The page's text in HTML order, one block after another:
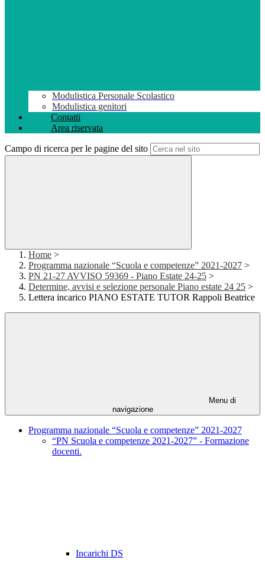
Modulistica Personale Scolastico
Modulistica genitori
Contatti
Area riservata
Campo di ricerca per le pagine del sito
Home >
Programma nazionale “Scuola e competenze” 2021-2027 >
PN 21-27 AVVISO 59369 - Piano Estate 24-25 >
Determine, avvisi e selezione personale Piano estate 24 25 >
Lettera incarico PIANO ESTATE TUTOR Rappoli Beatrice
Menu di
navigazione
Programma nazionale “Scuola e competenze” 2021-2027
“PN Scuola e competenze 2021-2027” - Formazione
docenti.
Incarichi DS